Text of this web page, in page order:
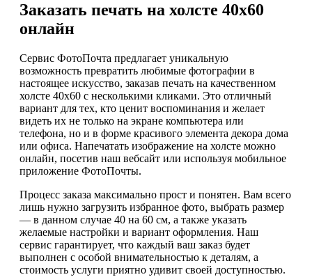
Заказать печать на холсте 40х60
онлайн
Сервис ФотоПочта предлагает уникальную
возможность превратить любимые фотографии в
настоящее искусство, заказав печать на качественном
холсте 40х60 с несколькими кликами. Это отличный
вариант для тех, кто ценит воспоминания и желает
видеть их не только на экране компьютера или
телефона, но и в форме красивого элемента декора дома
или офиса. Напечатать изображение на холсте можно
онлайн, посетив наш вебсайт или используя мобильное
приложение ФотоПочты.
Процесс заказа максимально прост и понятен. Вам всего
лишь нужно загрузить избранное фото, выбрать размер
— в данном случае 40 на 60 см, а также указать
желаемые настройки и вариант оформления. Наш
сервис гарантирует, что каждый ваш заказ будет
выполнен с особой внимательностью к деталям, а
стоимость услуги приятно удивит своей доступностью.